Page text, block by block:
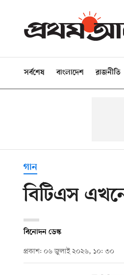
সর্বশেষ বাংলাদেশ রাজনীতি
গান
বিটিএস
বিনোদন ডেস্ক
প্রকাশ: ০৬ জুলাই ২০২৬, ১০: ৩০